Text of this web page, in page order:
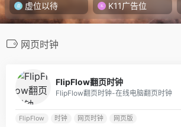
虚位以待 K11广告位
网页时钟
FlipFlow翻页时钟
FlipFlow翻页时钟-在线电脑翻页时钟
FlipFlow 时钟 网页时钟 网页版